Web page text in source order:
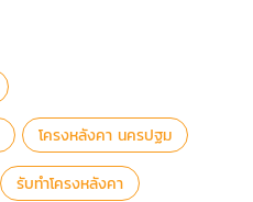
โครงหลังคา นครปฐม
รับทำโครงหลังคา